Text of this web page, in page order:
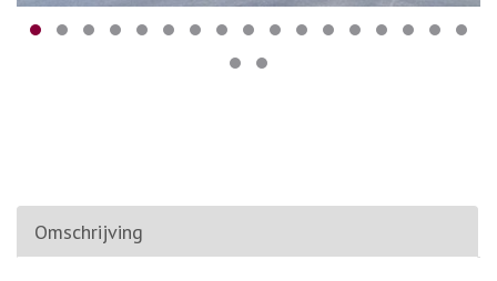
Omschrijving